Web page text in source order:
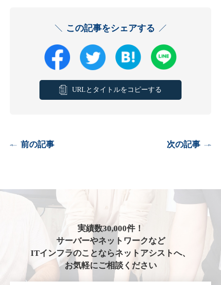
この記事をシェアする
URLとタイトルをコピーする
前の記事 次の記事
実績数30,000件！
サーバーやネットワークなど
ITインフラのことならネットアシストへ、
お気軽にご相談ください